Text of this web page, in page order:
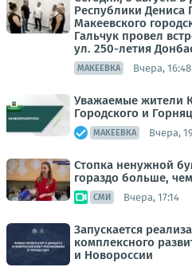
Республики Дениса
Макеевского
Гальчук провел
ул. 250-летия
МАКЕЕВКА Вчера, 16:48
Уважаемые жители
Городского и
МАКЕЕВКА Вчера,
Стопка ненужной
гораздо больше,
СМИ Вчера, 17:14
Запускается
комплексного
и Новороссии